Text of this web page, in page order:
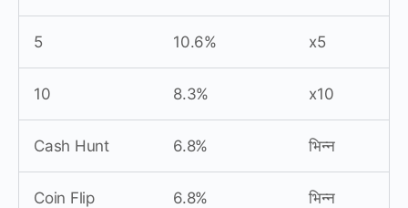
5 10.6% x5
10 8.3% x10
Cash Hunt 6.8% भिन्न
Coin Flip 6.8% भिन्न